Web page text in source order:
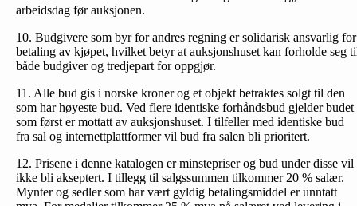
arbeidsdag før auksjonen.
10. Budgivere som byr for andres regning er solidarisk ansvarlig for
betaling av kjøpet, hvilket betyr at auksjonshuset kan forholde seg
både budgiver og tredjepart for oppgjør.
11. Alle bud gis i norske kroner og et objekt betraktes solgt til den
som har høyeste bud. Ved flere identiske forhåndsbud gjelder budet
som først er mottatt av auksjonshuset. I tilfeller med identiske bud
fra sal og internettplattformer vil bud fra salen bli prioritert.
12. Prisene i denne katalogen er minstepriser og bud under disse vil
ikke bli akseptert. I tillegg til salgssummen tilkommer 20 % salær.
Mynter og sedler som har vært gyldig betalingsmiddel er unntatt